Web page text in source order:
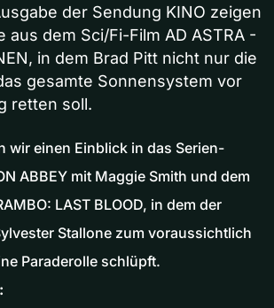
der Sendung KINO zeigen
aus dem Sci/Fi-Film AD ASTRA -
in dem Brad Pitt nicht nur die
gesamte Sonnensystem vor
retten soll.
wir einen Einblick in das Serien-
ABBEY mit Maggie Smith und dem
LAST BLOOD, in dem der
Stallone zum voraussichtlich
Paraderolle schlüpft.